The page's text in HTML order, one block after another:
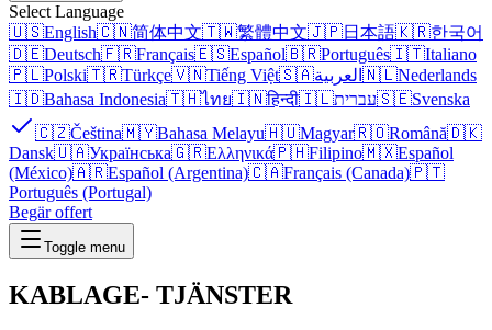
Select Language
🇺🇸English🇨🇳简体中文🇹🇼繁體中文🇯🇵日本語🇰🇷한국어
🇩🇪Deutsch🇫🇷Français🇪🇸Español🇧🇷Português🇮🇹Italiano
🇵🇱Polski🇹🇷Türkçe🇻🇳Tiếng Việt🇸🇦العربية 🇳🇱Nederlands
🇮🇩Bahasa Indonesia🇹🇭ไทย🇮🇳हिन्दी🇮🇱עברית🇸🇪Svenska
🇨🇿Čeština🇲🇾Bahasa Melayu🇭🇺Magyar🇷🇴Română🇩🇰
Dansk🇺🇦Українська🇬🇷Ελληνικά🇵🇭Filipino🇲🇽Español
(México)🇦🇷Español (Argentina)🇨🇦Français (Canada)🇵🇹
Português (Portugal)
Begär offert
Toggle menu
KABLAGE- TJÄNSTER